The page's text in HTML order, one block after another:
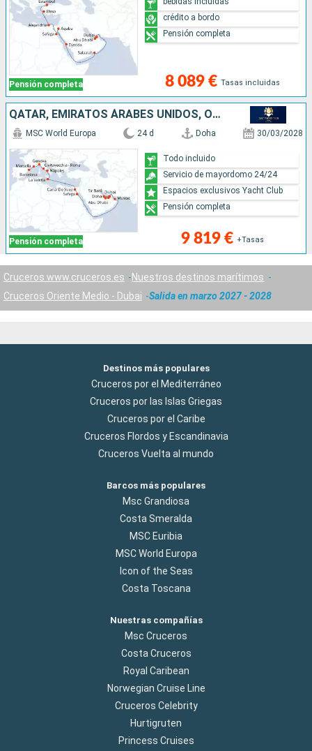
Pensión completa 8 089 € Tasas incluidas
crédito a bordo
Pensión completa
QATAR, EMIRATOS ÁRABES UNIDOS, OMAN, EGIPTO, MALTA, ITALIA, FRANCIA, ESPAÑA
Pensión completa
MSC World Europa 24 d Doha 30/03/2028
9 819 € +Tasas
Todo incluido
Servicio de mayordomo 24/24
Espacios exclusivos Yacht Club
Pensión completa
Cruceros www.cruceros.es
Nuestros destinos marítimos
Cruceros Oriente Medio - Dubai
Salida en marzo 2027 - 2028
Destinos más populares
Cruceros por el Mediterráneo
Cruceros por las Islas Griegas
Cruceros por el Caribe
Cruceros Flordos y Escandinavia
Cruceros Vuelta al mundo
Barcos más populares
Msc Grandiosa
Costa Smeralda
MSC Euribia
MSC World Europa
Icon of the Seas
Costa Toscana
Nuestras compañías
Msc Cruceros
Costa Cruceros
Royal Caribean
Norwegian Cruise Line
Cruceros Celebrity
Hurtigruten
Princess Cruises